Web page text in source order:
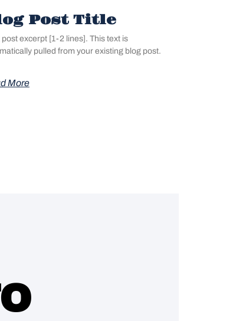
Post Title
post excerpt [1-2 lines]. This text is
pulled from your existing blog post.
More